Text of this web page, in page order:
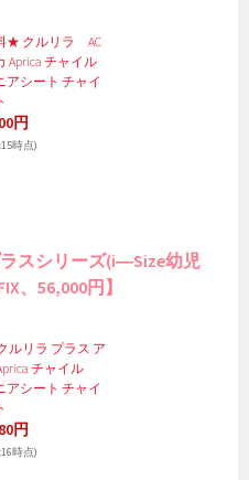
★ クルリラ AC
Aprica チャイル
アシート チャイ
円
時点)
スシリーズ(i―Size幼児
、56,000円】
ルリラ プラス ア
チャイル
アシート チャイ
円
時点)